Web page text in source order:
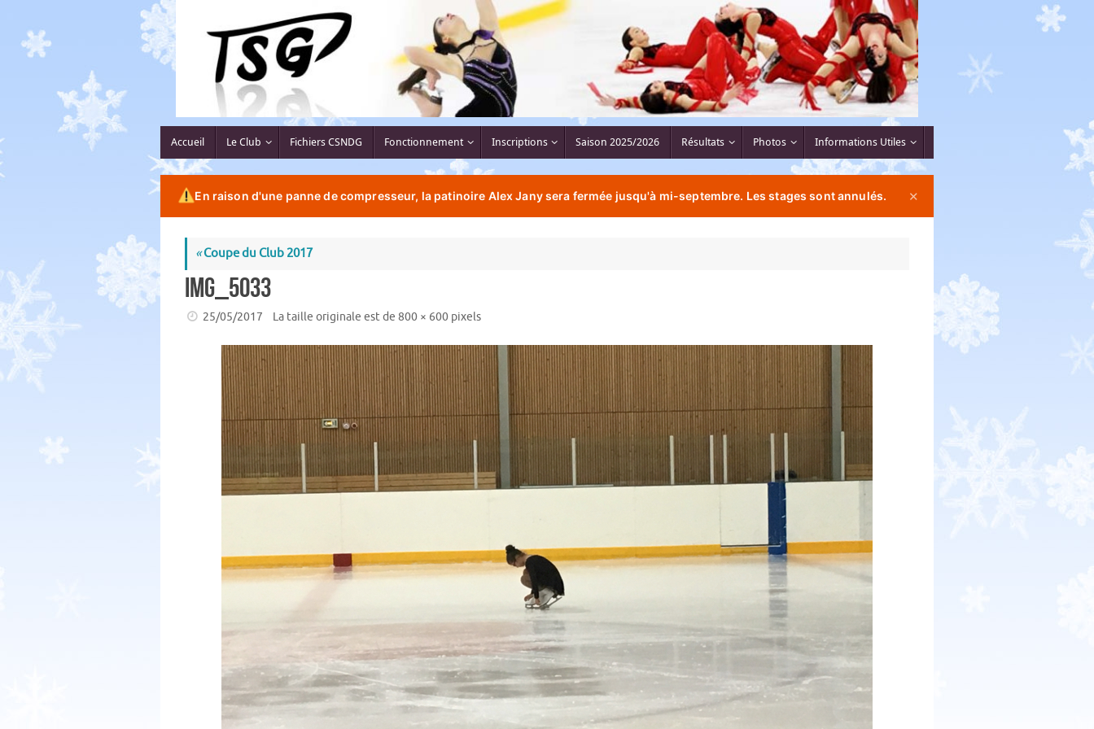
contenu
contenu
Accueil Le Club Fichiers CSNDG Fonctionnement Inscriptions Saison 2025/2026 Résultats Photos Informations Utiles
En raison d'une panne de compresseur, la patinoire Alex Jany sera fermée jusqu'à mi-septembre. Les stages sont annulés. ✕
«Coupe du Club 2017
IMG_5033
25/05/2017 La taille originale est de800 × 600 pixels